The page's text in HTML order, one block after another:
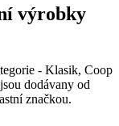
výrobky
- Klasik, Coop
dodávany od
značkou.